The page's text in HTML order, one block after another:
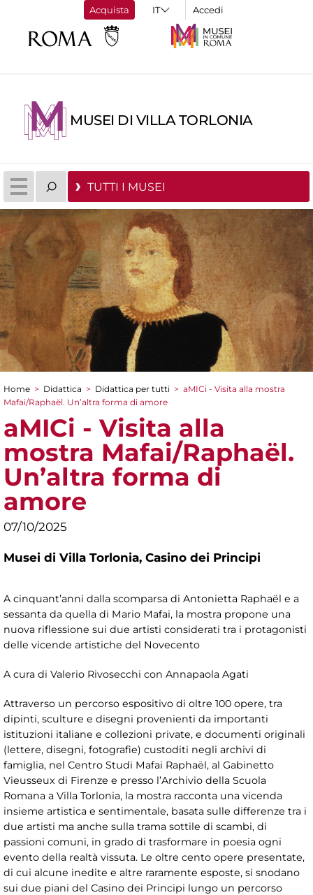
Acquista Accedi
MUSEI DI VILLA TORLONIA
TUTTI I MUSEI
Tu sei qui
Home > Didattica > Didattica per tutti > aMICi - Visita alla mostra
Mafai/Raphaël. Un’altra forma di amore
aMICi - Visita alla
mostra Mafai/Raphaël.
Un’altra forma di
amore
07/10/2025
Musei di Villa Torlonia, Casino dei Principi
A cinquant’anni dalla scomparsa di Antonietta Raphaël e a
sessanta da quella di Mario Mafai, la mostra propone una
nuova riflessione sui due artisti considerati tra i protagonisti
delle vicende artistiche del Novecento
A cura di Valerio Rivosecchi con Annapaola Agati
Attraverso un percorso espositivo di oltre 100 opere, tra
dipinti, sculture e disegni provenienti da importanti
istituzioni italiane e collezioni private, e documenti originali
(lettere, disegni, fotografie) custoditi negli archivi di
famiglia, nel Centro Studi Mafai Raphaël, al Gabinetto
Vieusseux di Firenze e presso l’Archivio della Scuola
Romana a Villa Torlonia, la mostra racconta una vicenda
insieme artistica e sentimentale, basata sulle differenze tra i
due artisti ma anche sulla trama sottile di scambi, di
passioni comuni, in grado di trasformare in poesia ogni
evento della realtà vissuta. Le oltre cento opere presentate,
di cui alcune inedite e altre raramente esposte, si snodano
sui due piani del Casino dei Principi lungo un percorso